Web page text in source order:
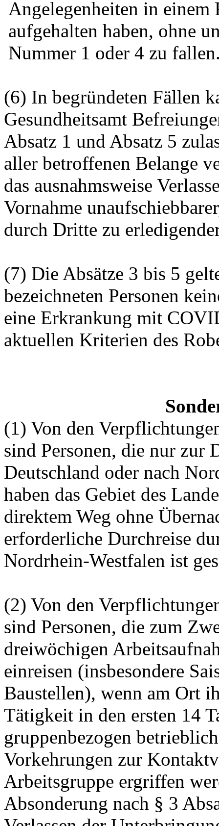
Angelegenheiten in einem
aufgehalten haben, ohne
Nummer 1 oder 4 zu
(6) In begründeten Fällen
Gesundheitsamt
Absatz 1 und Absatz 5
aller betroffenen Belange
das ausnahmsweise
Vornahme
durch Dritte zu
(7) Die Absätze 3 bis 5
bezeichneten Personen
eine Erkrankung mit
aktuellen Kriterien des
(1) Von den
sind Personen, die nur zur
Deutschland oder nach
haben das Gebiet des
direktem Weg ohne
erforderliche Durchreise
Nordrhein-Westfalen ist
(2) Von den
sind Personen, die zum
dreiwöchigen
einreisen (insbesondere
Baustellen), wenn am Ort
Tätigkeit in den ersten 14
gruppenbezogen
Vorkehrungen zur
Arbeitsgruppe ergriffen
Absonderung nach § 3